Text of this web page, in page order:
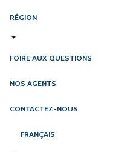
RÉGION
FOIRE AUX QUESTIONS
NOS AGENTS
CONTACTEZ-NOUS
FRANÇAIS